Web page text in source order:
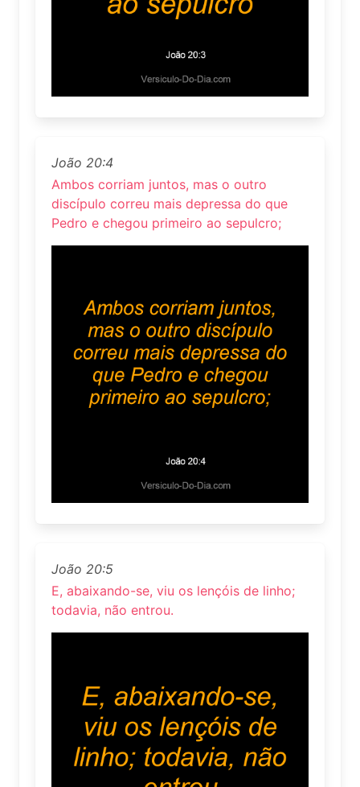
João 20:4
Ambos corriam juntos, mas o outro
discípulo correu mais depressa do que
Pedro e chegou primeiro ao sepulcro;
João 20:5
E, abaixando-se, viu os lençóis de linho;
todavia, não entrou.